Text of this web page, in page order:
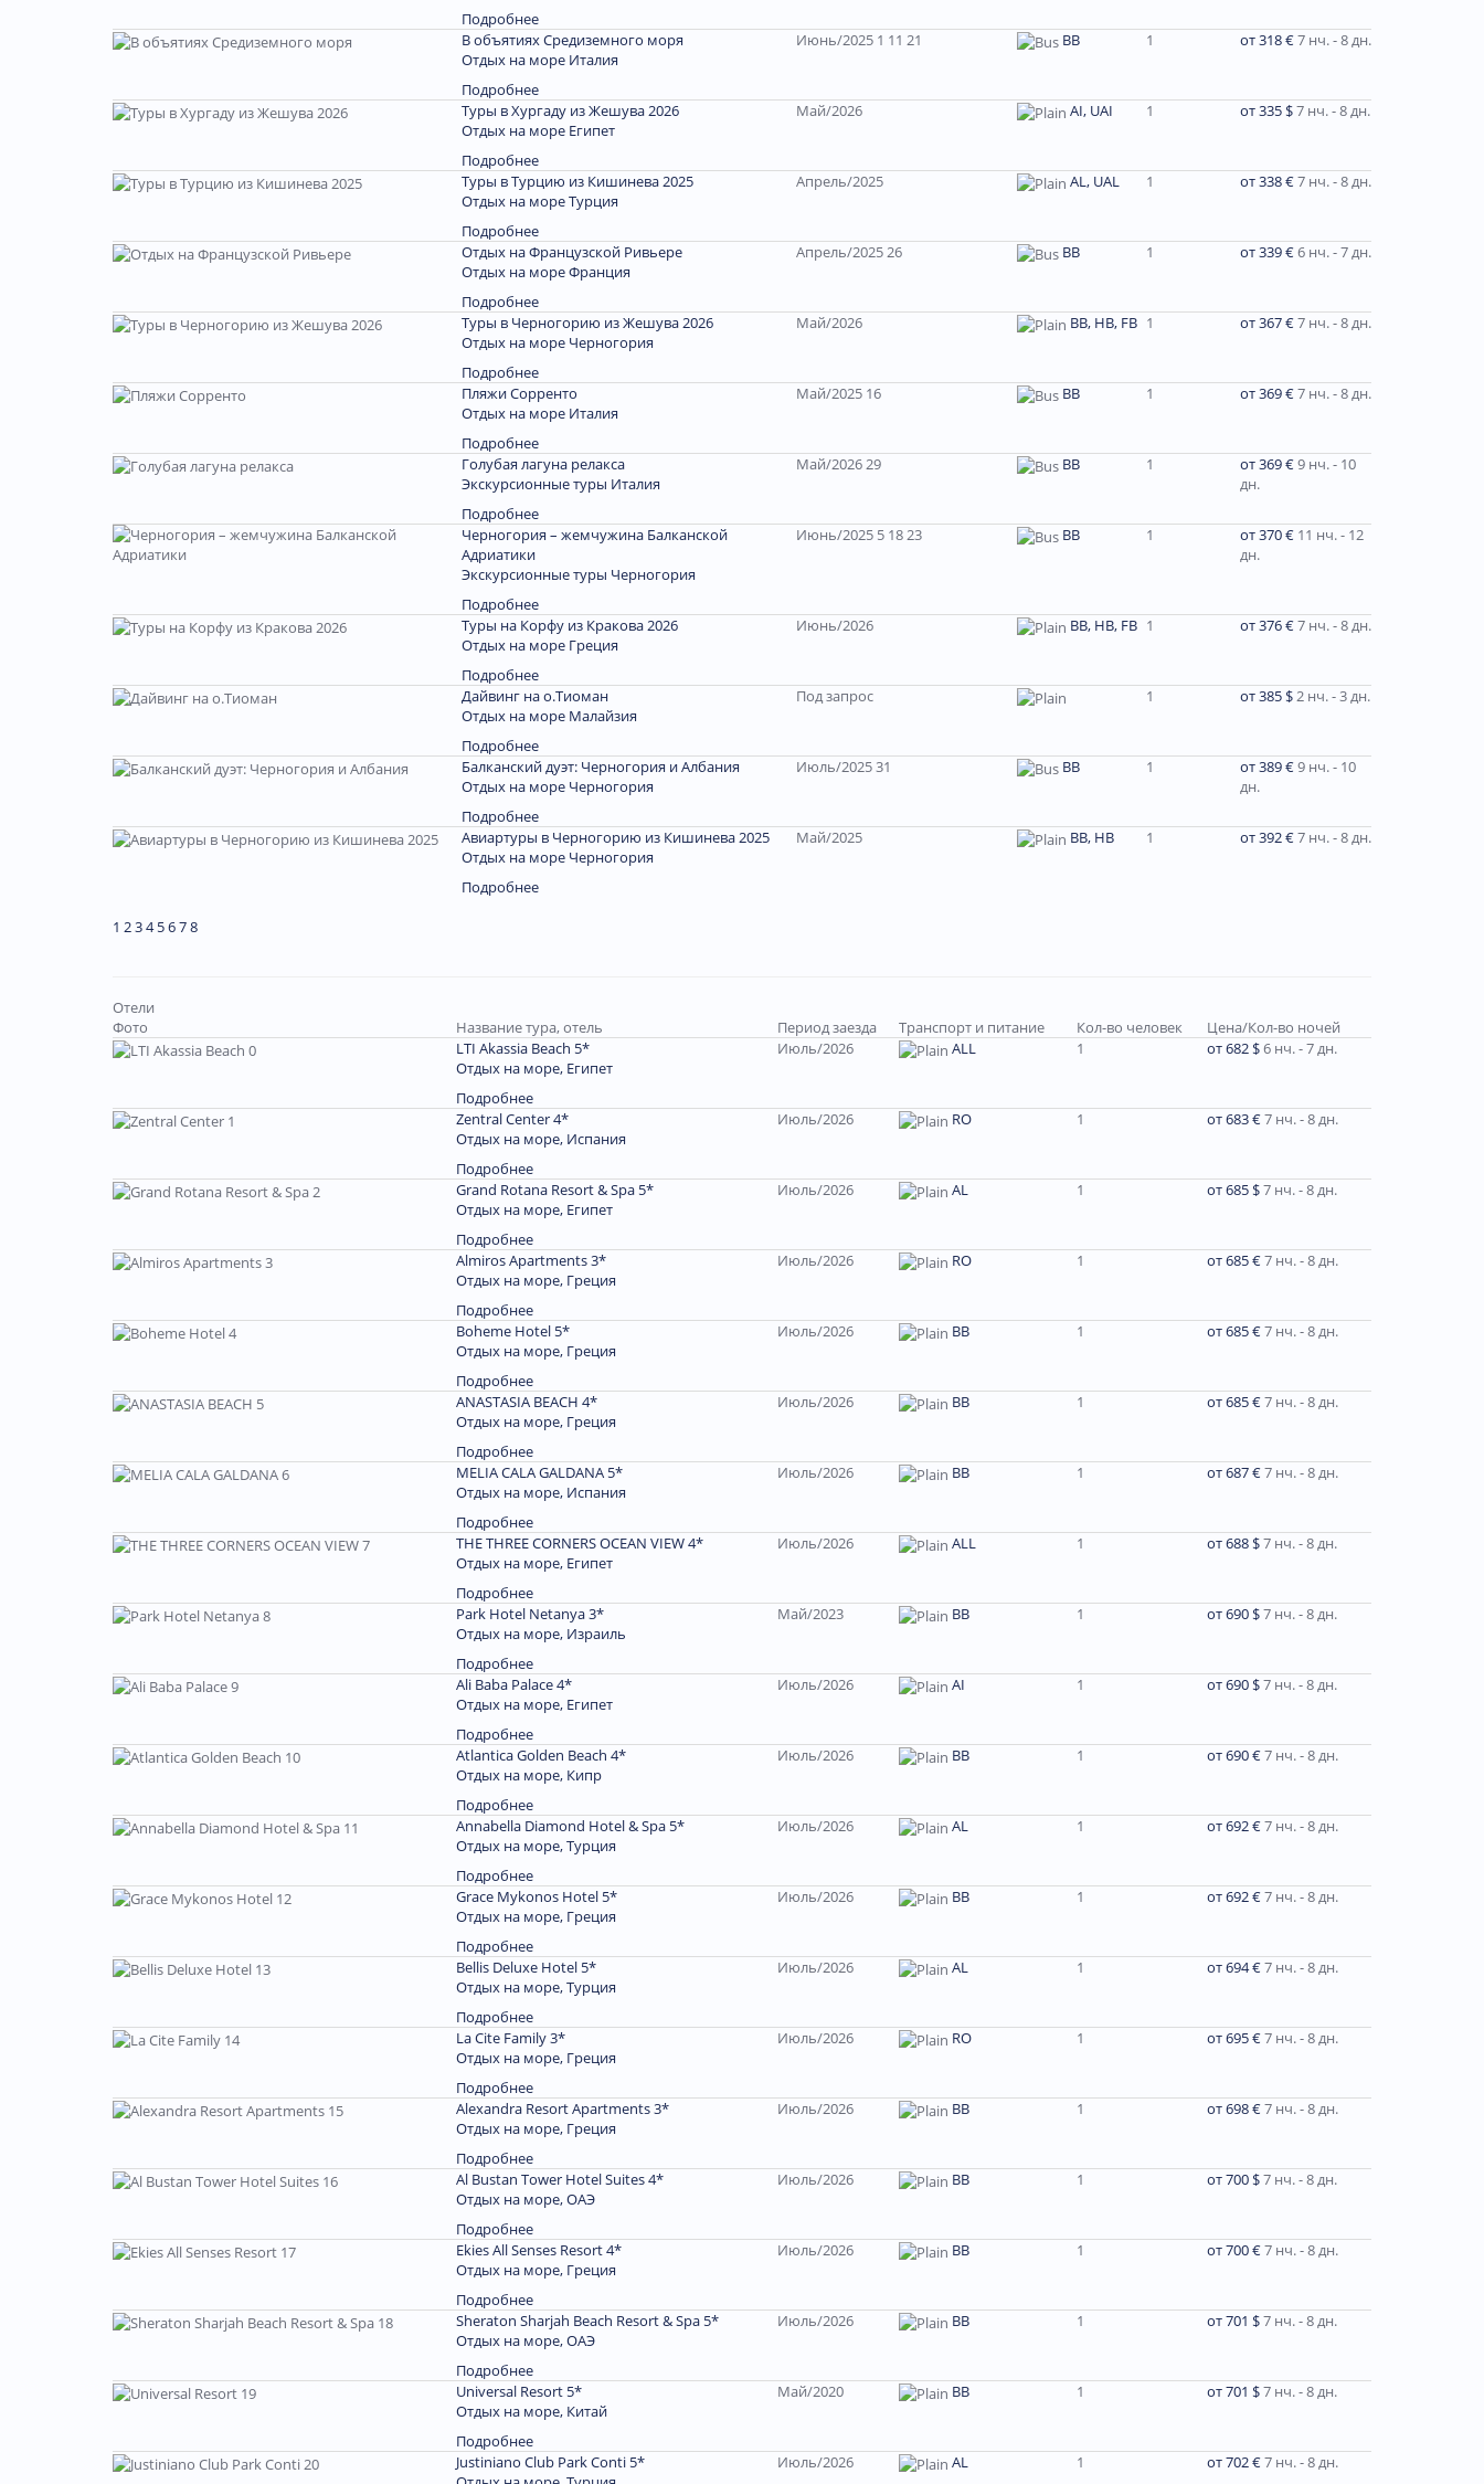
Подробнее
В объятиях Средиземного моря
Отдых на море Италия
Подробнее
Июнь/2025 1 11 21 BB 1 от 318 €7 нч. - 8 дн.
Туры в Хургаду из Жешува 2026
Отдых на море Египет
Подробнее
Май/2026 AI, UAI 1 от 335 $7 нч. - 8 дн.
Туры в Турцию из Кишинева 2025
Отдых на море Турция
Подробнее
Апрель/2025 AL, UAL 1 от 338 €7 нч. - 8 дн.
Отдых на Французской Ривьере
Отдых на море Франция
Подробнее
Апрель/2025 26 BB 1 от 339 €6 нч. - 7 дн.
Туры в Черногорию из Жешува 2026
Отдых на море Черногория
Подробнее
Май/2026 BB, HB, FB 1 от 367 €7 нч. - 8 дн.
Пляжи Сорренто
Отдых на море Италия
Подробнее
Май/2025 16 BB 1 от 369 €7 нч. - 8 дн.
Голубая лагуна релакса
Экскурсионные туры Италия
Подробнее
Май/2026 29 BB 1 от 369 €9 нч. - 10
дн.
Черногория – жемчужина Балканской
Адриатики
Экскурсионные туры Черногория
Подробнее
Июнь/2025 5 18 23 BB 1 от 370 € 11 нч. - 12
дн.
Туры на Корфу из Кракова 2026
Отдых на море Греция
Подробнее
Июнь/2026 BB, HB, FB 1 от 376 €7 нч. - 8 дн.
Дайвинг на о.Тиоман
Отдых на море Малайзия
Подробнее
Под запрос 1 от 385 $2 нч. - 3 дн.
Балканский дуэт: Черногория и Албания
Отдых на море Черногория
Подробнее
Июль/2025 31 ВВ 1 от 389 €9 нч. - 10
дн.
Авиартуры в Черногорию из Кишинева 2025
Отдых на море Черногория
Подробнее
Май/2025 ВВ, НВ 1 от 392 €7 нч. - 8 дн.
1 234 5678
Отели
Фото
Название тура, отель Период заезда Транспорт и питание Кол-во человек
Цена/Кол-во ночей
LTI Akassia Beach 5*
Отдых на море, Египет
Подробнее
Июль/2026 ALL 1 от 682 $6 нч. - 7 дн.
Zentral Center 4*
Отдых на море, Испания
Подробнее
Июль/2026 RO 1 от 683 €7 нч. - 8 дн.
Grand Rotana Resort & Spa 5*
Отдых на море, Египет
Подробнее
Июль/2026 AL 1 от 685 $7 нч. - 8 дн.
Almiros Apartments 3*
Отдых на море, Греция
Подробнее
Июль/2026 RO 1 от 685 €7 нч. - 8 дн.
Boheme Hotel 5*
Отдых на море, Греция
Подробнее
Июль/2026 BB 1 от 685 €7 нч. - 8 дн.
ANASTASIA BEACH 4*
Отдых на море, Греция
Подробнее
Июль/2026 ВВ 1 от 685 €7 нч. - 8 дн.
MELIA CALA GALDANA 5*
Отдых на море, Испания
Подробнее
Июль/2026 ВВ 1 от 687 €7 нч. - 8 дн.
THE THREE CORNERS OCEAN VIEW 4*
Отдых на море, Египет
Подробнее
Июль/2026 ALL 1 от 688 $7 нч. - 8 дн.
Park Hotel Netanya 3*
Отдых на море, Израиль
Подробнее
Май/2023 ВВ 1 от 690 $7 нч. - 8 дн.
Ali Baba Palace 4*
Отдых на море, Египет
Подробнее
Июль/2026 АІ 1 от 690 $7 нч. - 8 дн.
Atlantica Golden Beach 4*
Отдых на море, Кипр
Подробнее
Июль/2026 BB 1 от 690 €7 нч. - 8 дн.
Annabella Diamond Hotel & Spa 5*
Отдых на море, Турция
Подробнее
Июль/2026 AL 1 от 692 €7 нч. - 8 дн.
Grace Mykonos Hotel 5*
Отдых на море, Греция
Подробнее
Июль/2026 BB 1 от 692 €7 нч. - 8 дн.
Bellis Deluxe Hotel 5*
Отдых на море, Турция
Подробнее
Июль/2026 AL 1 от 694 €7 нч. - 8 дн.
La Cite Family 3*
Отдых на море, Греция
Подробнее
Июль/2026 RO 1 от 695 €7 нч. - 8 дн.
Alexandra Resort Apartments 3*
Отдых на море, Греция
Подробнее
Июль/2026 ВВ 1 от 698 €7 нч. - 8 дн.
Al Bustan Tower Hotel Suites 4*
Отдых на море, ОАЭ
Подробнее
Июль/2026 BB 1 от 700 $7 нч. - 8 дн.
Ekies All Senses Resort 4*
Отдых на море, Греция
Подробнее
Июль/2026 BB 1 от 700 €7 нч. - 8 дн.
Sheraton Sharjah Beach Resort & Spa 5*
Отдых на море, ОАЭ
Подробнее
Июль/2026 ВВ 1 от 701 $7 нч. - 8 дн.
Universal Resort 5*
Отдых на море, Китай
Подробнее
Май/2020 ВВ 1 от 701 $7 нч. - 8 дн.
Justiniano Club Park Conti 5*
Июль/2026 AL 1 от 702 €7 нч. - 8 дн.